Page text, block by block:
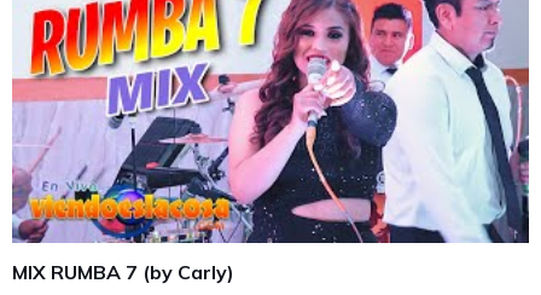
MIX RUMBA 7 (by Carly)